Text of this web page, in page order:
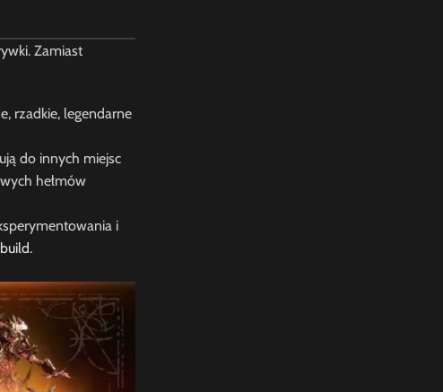
Zamiast
rzadkie, legendarne
do innych miejsc
hełmów
i
.